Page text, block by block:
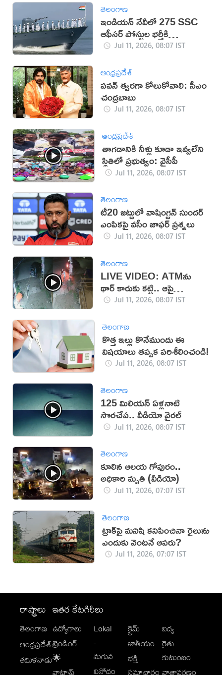
తెలంగాణ
ఇండియన్ నేవీలో 275 SSC
ఆఫీసర్ పోస్టుల భర్తీకి
నోటిఫికేషన్
Jul 11, 2026, 08:07 IST
ఆంధ్రప్రదేశ్
పవన్‌ త్వరగా కోలుకోవాలి: సీఎం
చంద్రబాబు
Jul 11, 2026, 08:07 IST
ఆంధ్రప్రదేశ్
తాగడానికి నీళ్లు కూడా ఇవ్వలేని
స్థితిలో ప్రభుత్వం: వైసీపీ
Jul 11, 2026, 08:07 IST
తెలంగాణ
టీ20 జట్టులో వాషింగ్టన్ సుందర్
ఎంపికపై వసీం జాఫర్ ప్రశ్నలు
Jul 11, 2026, 08:07 IST
తెలంగాణ
LIVE VIDEO: ATMను
థార్ కారుకు కట్టి.. ఆపై
దోచేశారు
Jul 11, 2026, 08:07 IST
తెలంగాణ
కొత్త ఇల్లు కొనేముందు ఈ
విషయాలు తప్పక పరిశీలించండి!
Jul 11, 2026, 08:07 IST
తెలంగాణ
125 మిలియన్ ఏళ్లనాటి
సొరచేప.. వీడియో వైరల్
Jul 11, 2026, 08:07 IST
తెలంగాణ
కూలిన ఆలయ గోపురం..
అధికారి మృతి (వీడియో)
Jul 11, 2026, 07:07 IST
తెలంగాణ
ట్రాక్‌పై మనిషి కనిపించినా రైలును
ఎందుకు వెంటనే ఆపరు?
Jul 11, 2026, 07:07 IST
రాష్ట్రాలు
తెలంగాణ
ఆంధ్రప్రదేశ్
తమిళనాడు
ఇతర కేటగిరీలు
ఉద్యోగాలు
ట్రెండింగ్
🌟
Lokal
-
మగువ
వినోదం
క్రైమ్
జాతీయం
భక్తి
విద్య
రైతు
కుటుంబం